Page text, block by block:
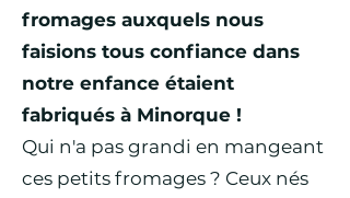
fromages auxquels nous
faisions tous confiance dans
notre enfance étaient
fabriqués à Minorque !
Qui n'a pas grandi en mangeant
ces petits fromages ? Ceux nés